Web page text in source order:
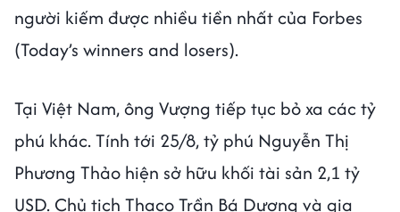
người kiếm được nhiều tiền nhất của Forbes
(Today’s winners and losers).
Tại Việt Nam, ông Vượng tiếp tục bỏ xa các tỷ
phú khác. Tính tới 25/8, tỷ phú Nguyễn Thị
Phương Thảo hiện sở hữu khối tài sản 2,1 tỷ
USD. Chủ tịch Thaco Trần Bá Dương và gia